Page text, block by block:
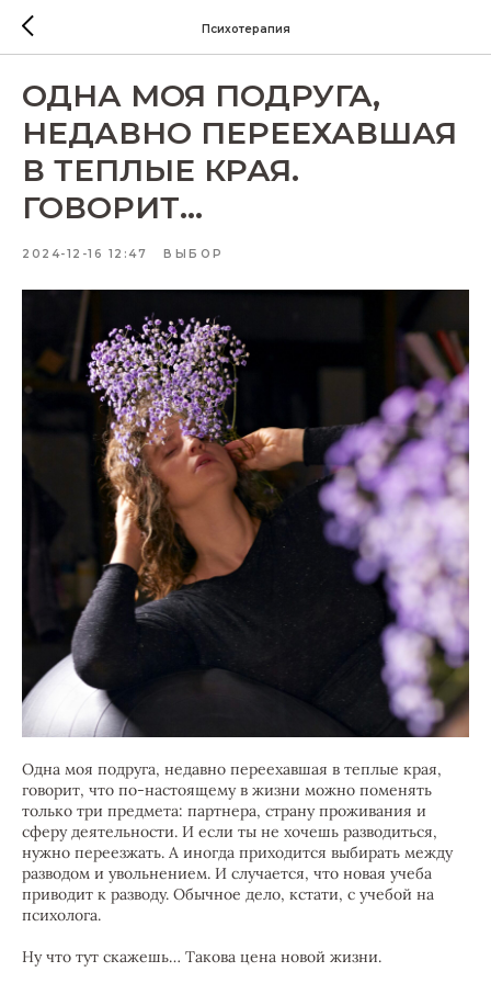
Психотерапия
ОДНА МОЯ ПОДРУГА,
НЕДАВНО ПЕРЕЕХАВШАЯ
В ТЕПЛЫЕ КРАЯ.
ГОВОРИТ...
2024-12-16 12:47 ВЫБОР
Одна моя подруга, недавно переехавшая в теплые края,
говорит, что по-настоящему в жизни можно поменять
только три предмета: партнера, страну проживания и
сферу деятельности. И если ты не хочешь разводиться,
нужно переезжать. А иногда приходится выбирать между
разводом и увольнением. И случается, что новая учеба
приводит к разводу. Обычное дело, кстати, с учебой на
психолога.
Ну что тут скажешь… Такова цена новой жизни.